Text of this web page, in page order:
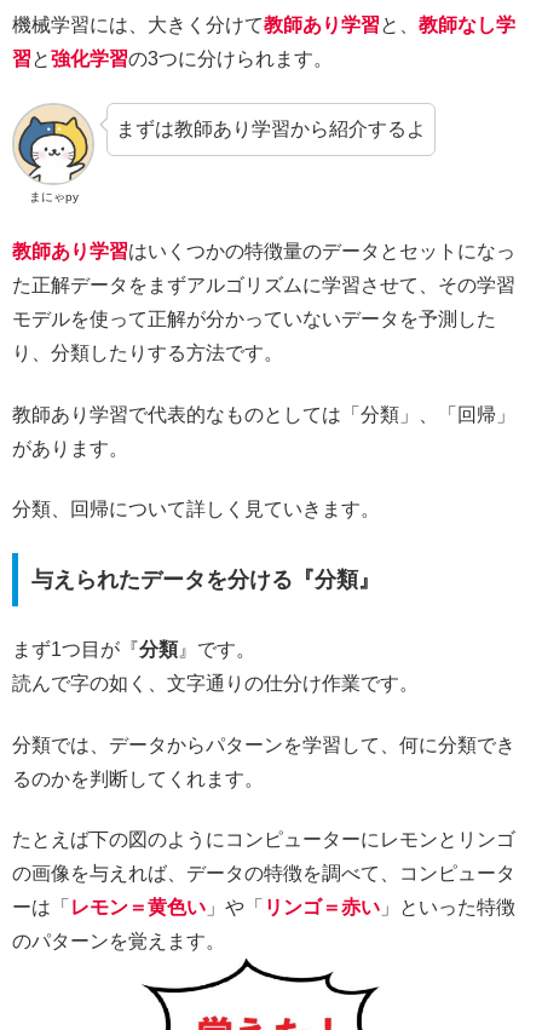
機械学習には、大きく分けて教師あり学習と、 教師なし学
習と強化学習の3つに分けられます。
まにゃpy
まずは教師あり学習から紹介するよ
教師あり学習はいくつかの特徴量のデータとセットになっ
た正解データをまずアルゴリズムに学習させて、その学習
モデルを使って正解が分かっていないデータを予測した
り、分類したりする方法です。
教師あり学習で代表的なものとしては「分類」、「回帰」
があります。
分類、回帰について詳しく見ていきます。
与えられたデータを分ける『分類』
まず1つ目が『分類』です。
読んで字の如く、文字通りの仕分け作業です。
分類では、データからパターンを学習して、何に分類でき
るのかを判断してくれます。
たとえば下の図のようにコンピューターにレモンとリンゴ
の画像を与えれば、データの特徴を調べて、コンピュータ
ーは「 レモン＝黄色い 」や「 リンゴ＝赤い 」といった特徴
のパターンを覚えます。